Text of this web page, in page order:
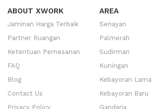
ABOUT XWORK
Jaminan Harga Terbaik
Partner Ruangan
Ketentuan Pemesanan
FAQ
Blog
Contact Us
Privacy Policy
AREA
Senayan
Palmerah
Sudirman
Kuningan
Kebayoran Lama
Kebayoran Baru
Gandaria